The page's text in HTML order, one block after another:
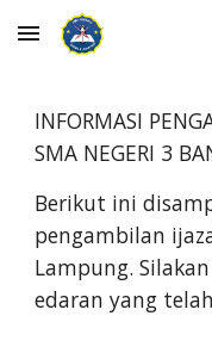
Skip to main content
INFORMASI
SMA NEGERI 3
Berikut ini
pengambilan
Lampung.
edaran yang